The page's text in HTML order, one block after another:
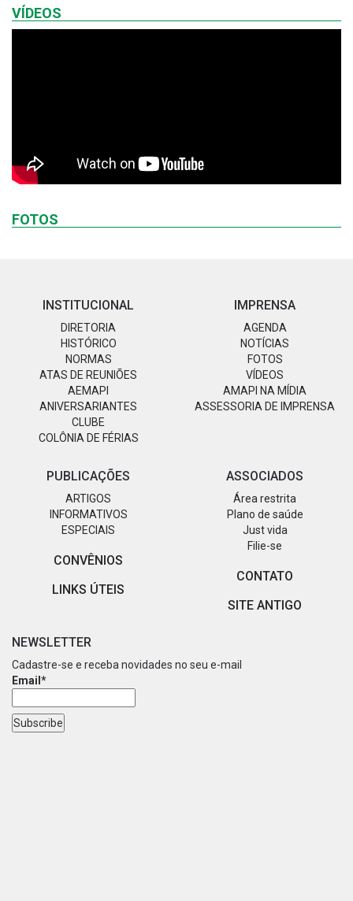
VÍDEOS
FOTOS
INSTITUCIONAL
DIRETORIA
HISTÓRICO
NORMAS
ATAS DE REUNIÕES
AEMAPI
ANIVERSARIANTES
CLUBE
COLÔNIA DE FÉRIAS
IMPRENSA
AGENDA
NOTÍCIAS
FOTOS
VÍDEOS
AMAPI NA MÍDIA
ASSESSORIA DE IMPRENSA
PUBLICAÇÕES
ARTIGOS
INFORMATIVOS
ESPECIAIS
CONVÊNIOS
LINKS ÚTEIS
ASSOCIADOS
Área restrita
Plano de saúde
Just vida
Filie-se
CONTATO
SITE ANTIGO
NEWSLETTER
Cadastre-se e receba novidades no seu e-mail
Email*